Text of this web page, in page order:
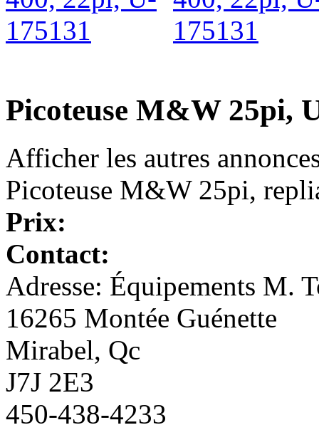
Picoteuse M&W 25pi,
Afficher les autres
Picoteuse M&W 25pi,
Prix:
Contact:
Adresse: Équipements M.
16265 Montée Guénette
Mirabel, Qc
J7J 2E3
450-438-4233